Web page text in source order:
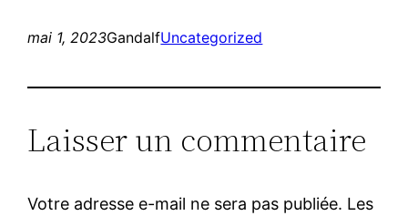
mai 1, 2023GandalfUncategorized
Laisser un commentaire
Votre adresse e-mail ne sera pas publiée. Les